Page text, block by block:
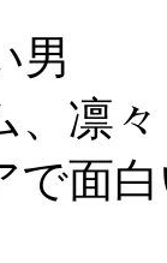
男
凛
面